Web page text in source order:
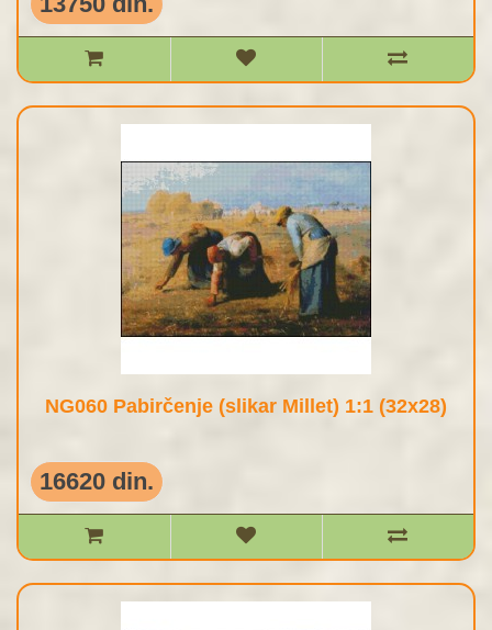
NG060 Pabirčenje (slikar Millet) 1:1 (32x28)
16620 din.